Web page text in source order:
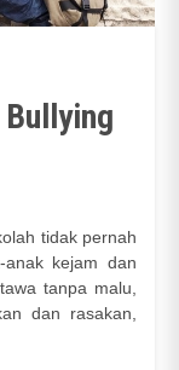
tidak pernah
kejam dan
tanpa malu,
dan rasakan,